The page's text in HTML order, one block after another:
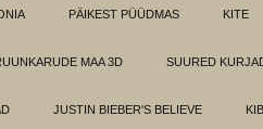
PÄIKEST PÜÜDMAS KITE
MAA 3D SUURED
JUSTIN BIEBER'S BELIEVE